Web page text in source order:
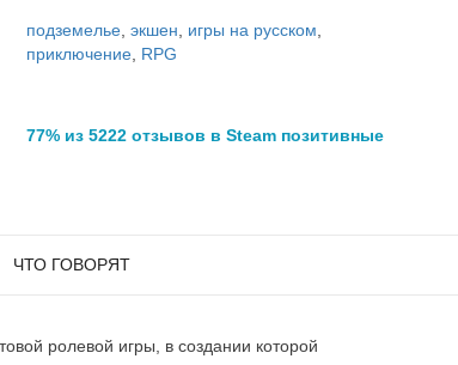
подземелье, экшен игры на русском
приключение, RPG
77% из 5222 отзывов в Steam позитивные
ЧТО ГОВОРЯТ
ролевой игры, в создании которой